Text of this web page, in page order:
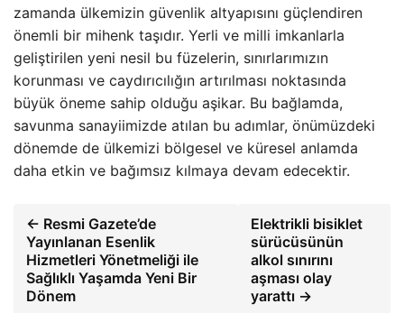
zamanda ülkemizin güvenlik altyapısını güçlendiren
önemli bir mihenk taşıdır. Yerli ve milli imkanlarla
geliştirilen yeni nesil bu füzelerin, sınırlarımızın
korunması ve caydırıcılığın artırılması noktasında
büyük öneme sahip olduğu aşikar. Bu bağlamda,
savunma sanayiimizde atılan bu adımlar, önümüzdeki
dönemde de ülkemizi bölgesel ve küresel anlamda
daha etkin ve bağımsız kılmaya devam edecektir.
← Resmi Gazete’de
Yayınlanan Esenlik
Hizmetleri Yönetmeliği ile
Sağlıklı Yaşamda Yeni Bir
Dönem
Elektrikli bisiklet
sürücüsünün
alkol sınırını
aşması olay
yarattı →